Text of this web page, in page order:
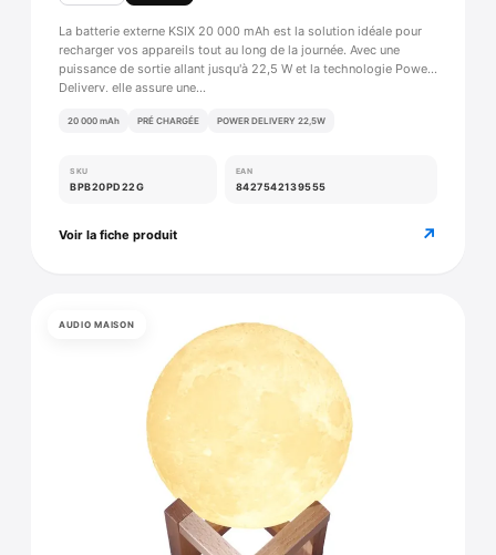
La batterie externe KSIX 20 000 mAh est la solution idéale pour
recharger vos appareils tout au long de la journée. Avec une
puissance de sortie allant jusqu'à 22,5 W et la technologie Power
Delivery, elle assure une…
20 000 mAh PRÉ CHARGÉE POWER DELIVERY 22,5W
SKU
BPB20PD22G
EAN
8427542139555
Voir la fiche produit ↗
AUDIO MAISON